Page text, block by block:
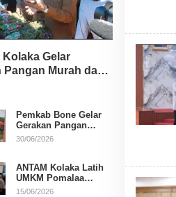
Kolaka Gelar
Pangan Murah dan
Pupuk Organik
Pemkab Bone Gelar
Gerakan Pangan
Murah, Warga Serbu
30/06/2026
ANTAM Kolaka Latih
UMKM Pomalaa
Kembangkan Produk
15/06/2026